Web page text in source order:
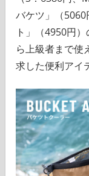
バケツ」（
ト」（4950円
ら上級者まで使
求した便利アイ